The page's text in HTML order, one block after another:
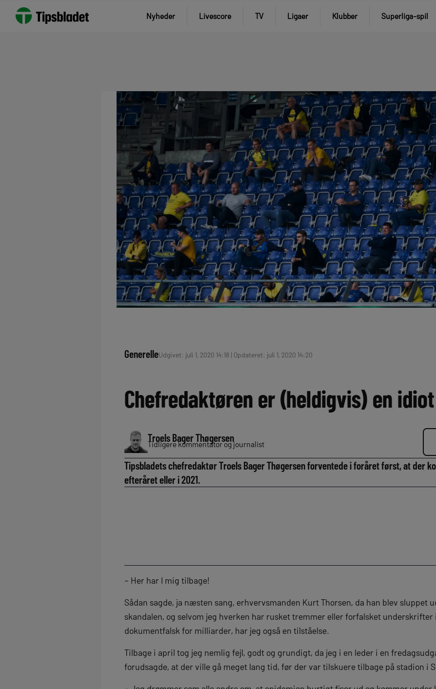
Nyheder Livescore TV Ligaer Klubber Superliga-spil
GenerelleUdgivet: juli 1, 2020 14:18 | Opdateret: juli 1, 2020 14:20
Chefredaktøren er (heldigvis) en idiot
Troels Bager Thøgersen
Tidligere kommentator og journalist
Tipsbladets chefredaktør Troels Bager Thøgersen forventede i foråret først, at der
efteråret eller i 2021.
– Her har I mig tilbage!
Sådan sagde, ja næsten sang, erhvervsmanden Kurt Thorsen, da han blev sluppet
skandalen, og selvom jeg hverken har rusket tremmer eller forfalsket underskrifter
dokumentfalsk for milliarder, har jeg også en tilståelse.
Tilbage i april tog jeg nemlig fejl, godt og grundigt, da jeg i en leder i en
forudsagde, at der ville gå meget lang tid, før der var tilskuere tilbage på stadion i